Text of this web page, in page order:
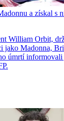
a získal s
William Orbit,
jako Madonna,
úmrtí informovali